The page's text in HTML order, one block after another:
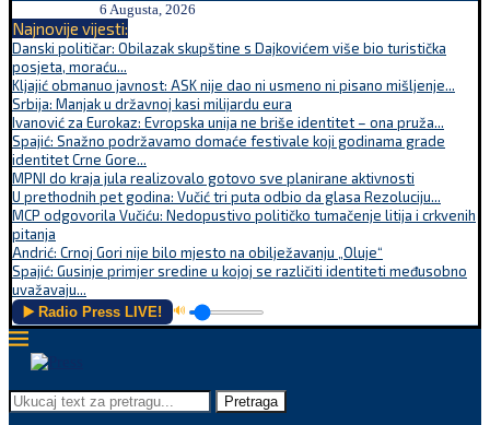
6 Augusta, 2026
Najnovije vijesti:
Danski političar: Obilazak skupštine s Dajkovićem više bio turistička
posjeta, moraću...
Kljajić obmanuo javnost: ASK nije dao ni usmeno ni pisano mišljenje...
Srbija: Manjak u državnoj kasi milijardu eura
Ivanović za Eurokaz: Evropska unija ne briše identitet – ona pruža...
Spajić: Snažno podržavamo domaće festivale koji godinama grade
identitet Crne Gore...
MPNI do kraja jula realizovalo gotovo sve planirane aktivnosti
U prethodnih pet godina: Vučić tri puta odbio da glasa Rezoluciju...
MCP odgovorila Vučiću: Nedopustivo političko tumačenje litija i crkvenih
pitanja
Andrić: Crnoj Gori nije bilo mjesto na obilježavanju „Oluje“
Spajić: Gusinje primjer sredine u kojoj se različiti identiteti međusobno
uvažavaju...
▶️ Radio Press LIVE! 🔊
Pretraga